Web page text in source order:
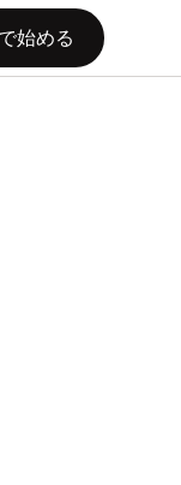
始める